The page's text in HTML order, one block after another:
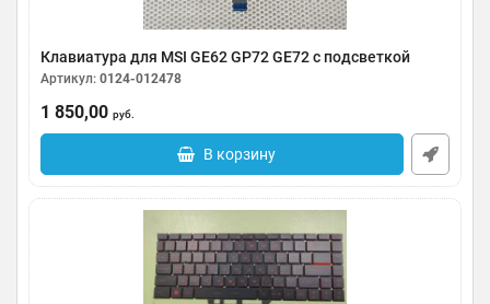
Клавиатура для MSI GE62 GP72 GE72 с подсветкой
Артикул: 0124-012478
1 850,00 руб.
В корзину